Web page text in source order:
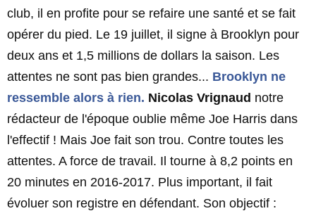
club, il en profite pour se refaire une santé et se fait
opérer du pied. Le 19 juillet, il signe à Brooklyn pour
deux ans et 1,5 millions de dollars la saison. Les
attentes ne sont pas bien grandes... Brooklyn ne
ressemble alors à rien. Nicolas Vrignaud notre
rédacteur de l'époque oublie même Joe Harris dans
l'effectif ! Mais Joe fait son trou. Contre toutes les
attentes. A force de travail. Il tourne à 8,2 points en
20 minutes en 2016-2017. Plus important, il fait
évoluer son registre en défendant. Son objectif :